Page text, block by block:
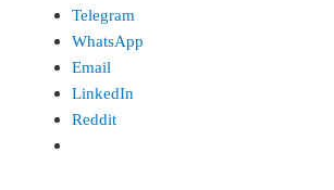
Telegram
WhatsApp
Email
LinkedIn
Reddit